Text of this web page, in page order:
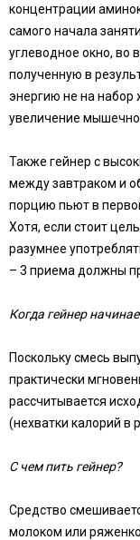
концентрации
самого начала
углеводное окно, во
полученную в
энергию не на набор
увеличение
Также гейнер с
между завтраком и
порцию пьют в
Хотя, если стоит
разумнее
– 3 приема должны
Когда гейнер
Поскольку смесь
практически
рассчитывается
(нехватки калорий в
С чем пить гейнер?
Средство
молоком или